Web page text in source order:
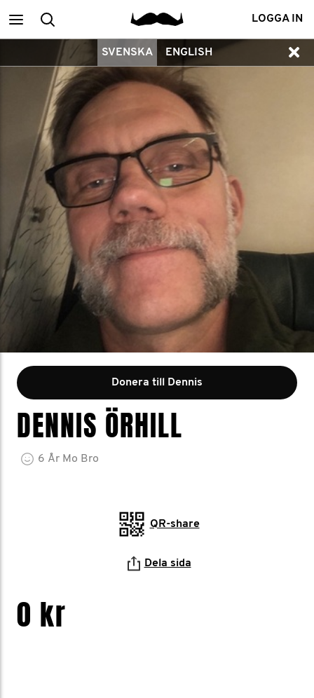
MainSearch LOGGA IN
SVENSKA ENGLISH
Donera till Dennis
DENNIS ÖRHILL
6 År Mo Bro
QR-share
Dela sida
0 kr